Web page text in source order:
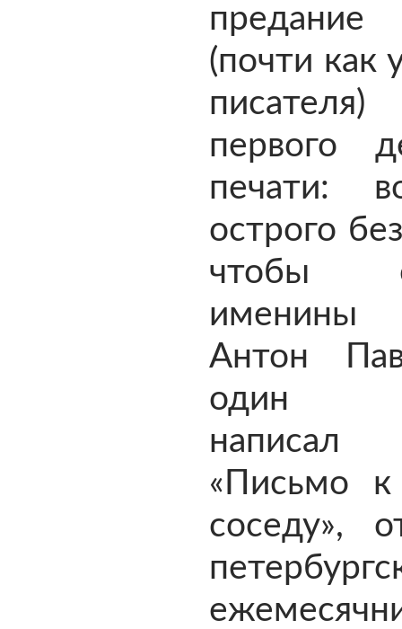
(почти как
первого
печати:
острого
чтобы
именины
Антон
один
написал
«Письмо
соседу»,